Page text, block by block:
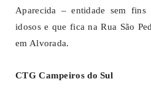
Aparecida – entidade sem fins
idosos e que fica na Rua São
em Alvorada.
CTG Campeiros do Sul